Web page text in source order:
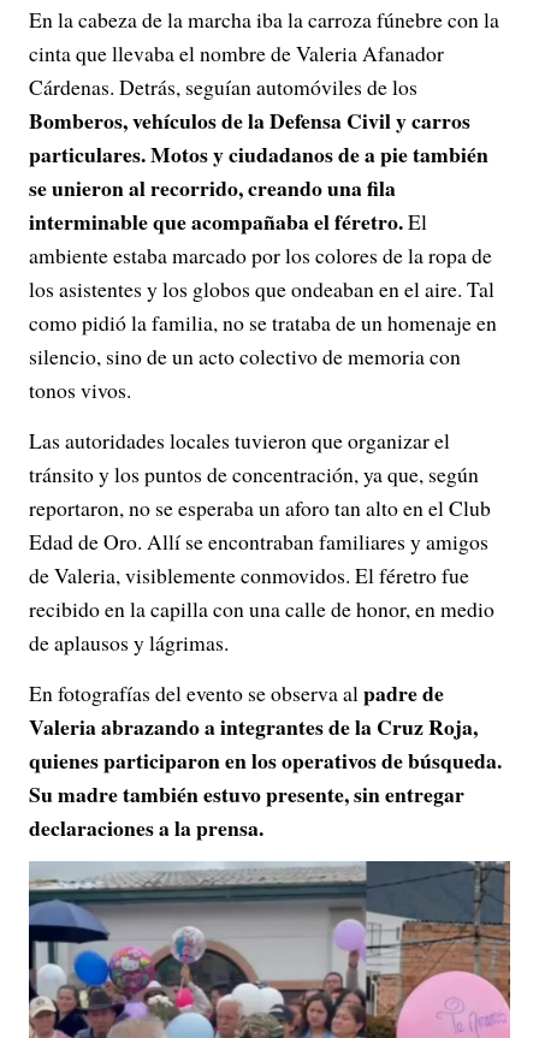
En la cabeza de la marcha iba la carroza fúnebre con la
cinta que llevaba el nombre de Valeria Afanador
Cárdenas. Detrás, seguían automóviles de los
Bomberos, vehículos de la Defensa Civil y carros
particulares. Motos y ciudadanos de a pie también
se unieron al recorrido, creando una fila
interminable que acompañaba el féretro.El
ambiente estaba marcado por los colores de la ropa de
los asistentes y los globos que ondeaban en el aire. Tal
como pidió la familia, no se trataba de un homenaje en
silencio, sino de un acto colectivo de memoria con
tonos vivos.
Las autoridades locales tuvieron que organizar el
tránsito y los puntos de concentración, ya que, según
reportaron, no se esperaba un aforo tan alto en el Club
Edad de Oro. Allí se encontraban familiares y amigos
de Valeria, visiblemente conmovidos. El féretro fue
recibido en la capilla con una calle de honor, en medio
de aplausos y lágrimas.
En fotografías del evento se observa alpadre de
Valeria abrazando a integrantes de la Cruz Roja,
quienes participaron en los operativos de búsqueda.
Su madre también estuvo presente, sin entregar
declaraciones a la prensa.